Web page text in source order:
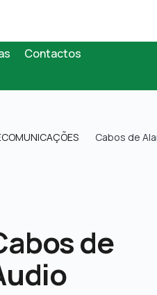
Contactos
Cabos de
de